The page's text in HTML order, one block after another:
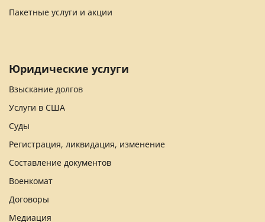
Пакетные услуги и акции
Юридические услуги
Взыскание долгов
Услуги в США
Суды
Регистрация, ликвидация, изменение
Составление документов
Военкомат
Договоры
Медиация